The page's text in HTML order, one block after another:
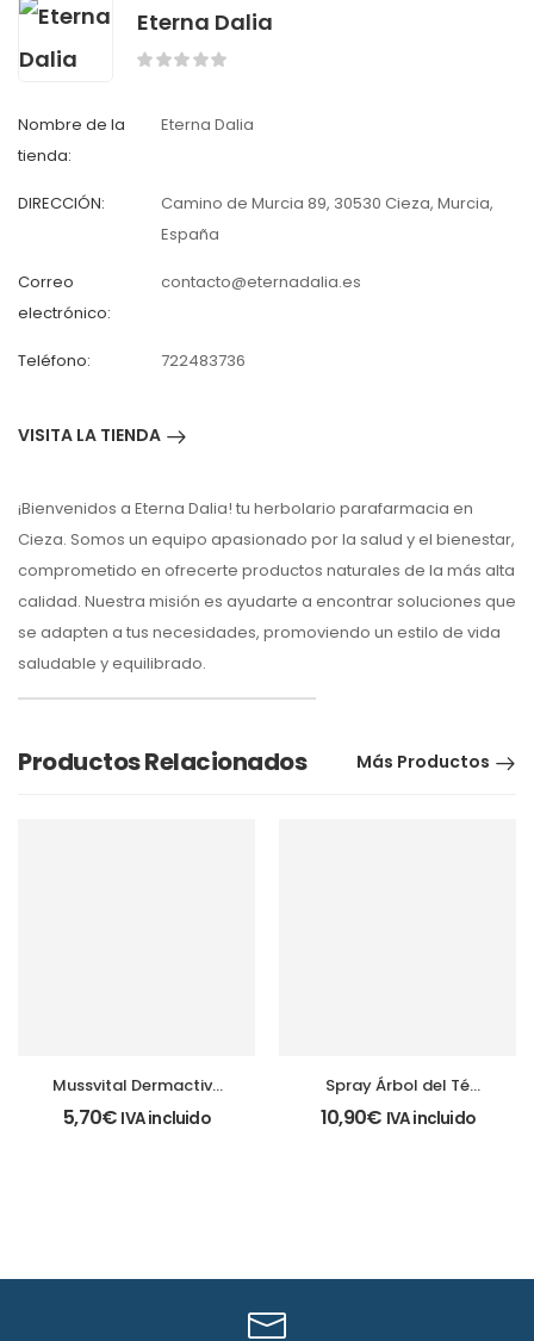
Eterna Dalia
Nombre de la
tienda:
Eterna Dalia
DIRECCIÓN:
Camino de Murcia 89, 30530 Cieza, Murcia,
España
Correo
electrónico:
contacto@eternadalia.es
Teléfono: 722483736
VISITA LA TIENDA
¡Bienvenidos a Eterna Dalia! tu herbolario parafarmacia en
Cieza. Somos un equipo apasionado por la salud y el bienestar,
comprometido en ofrecerte productos naturales de la más alta
calidad. Nuestra misión es ayudarte a encontrar soluciones que
se adapten a tus necesidades, promoviendo un estilo de vida
saludable y equilibrado.
Productos Relacionados Más Productos
Mussvital Dermactive
Intim adulto
5,70€ IVA incluido
Spray Árbol del Té
250ml
10,90€ IVA incluido